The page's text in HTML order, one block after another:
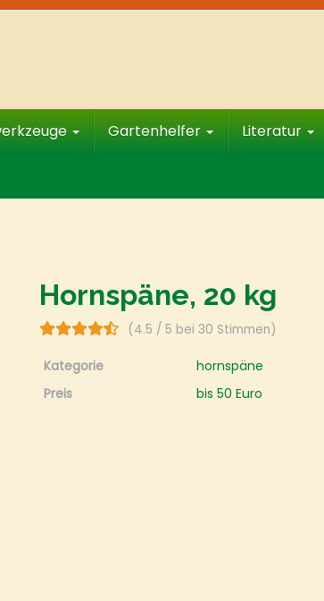
Gartenhelfer Literatur
Hornspäne, 20 kg
(4.5 / 5 bei 30 Stimmen)
Kategorie
hornspäne
Preis
bis 50 Euro